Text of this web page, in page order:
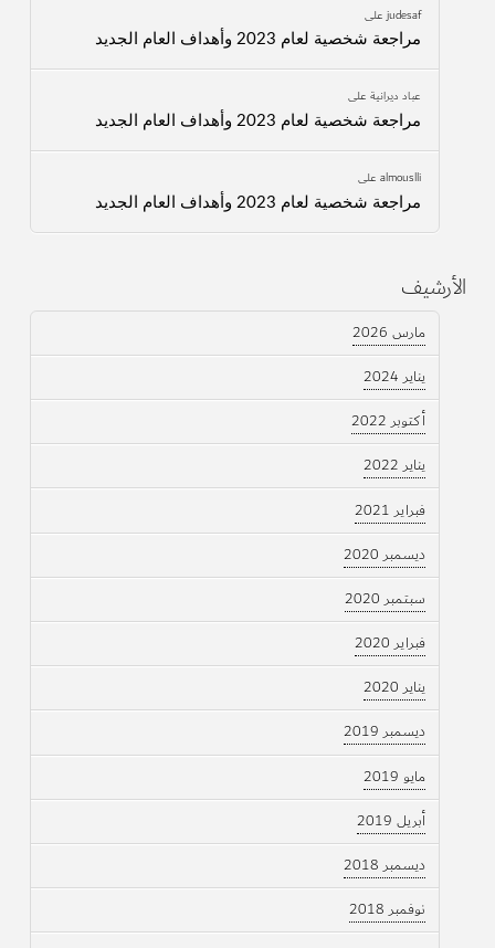
judesafعلى
مراجعة شخصية لعام 2023 وأهداف العام الجديد
عباد ديرانيةعلى
مراجعة شخصية لعام 2023 وأهداف العام الجديد
almouslliعلى
مراجعة شخصية لعام 2023 وأهداف العام الجديد
الأرشيف
مارس 2026
يناير 2024
أكتوبر 2022
يناير 2022
فبراير 2021
ديسمبر 2020
سبتمبر 2020
فبراير 2020
يناير 2020
ديسمبر 2019
مايو 2019
أبريل 2019
ديسمبر 2018
نوفمبر 2018